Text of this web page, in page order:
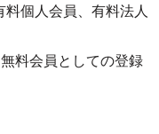
個人会員、有料法人
料会員としての登録